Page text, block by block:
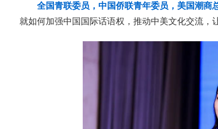
全国青联委员，中国侨联青年委员，美国潮商
就如何加强中国国际话语权，推动中美文化交流